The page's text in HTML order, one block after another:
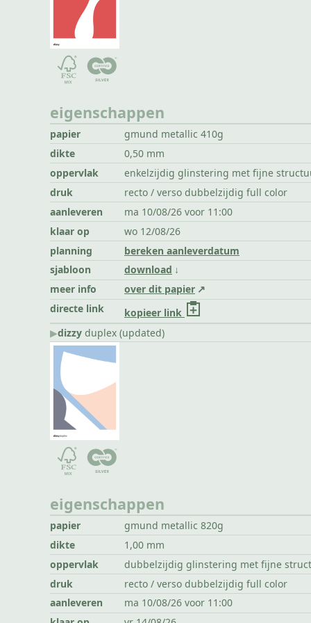
eigenschappen
papier
gmund metallic 410g
dikte
0,50 mm
oppervlak
enkelzijdig glinstering met fijne
druk
recto / verso dubbelzijdig full color
aanleveren
ma 10/08/26 voor 11:00
klaar op
wo 12/08/26
planning
bereken aanleverdatum
sjabloon
download
meer info
over dit papier
directe link
kopieer link
▶︎dizzy duplex (updated)
eigenschappen
papier
gmund metallic 820g
dikte
1,00 mm
oppervlak
dubbelzijdig glinstering met fijne
druk
recto / verso dubbelzijdig full color
aanleveren
ma 10/08/26 voor 11:00